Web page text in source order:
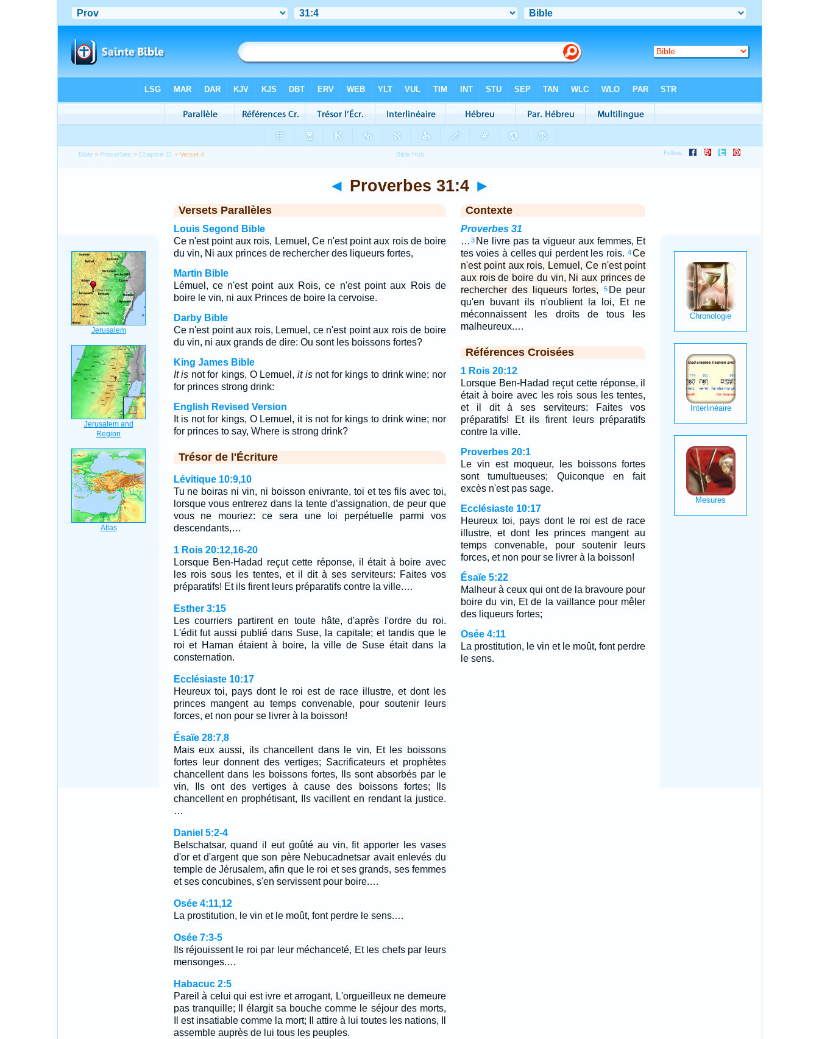
Bible > Proverbes >Chapitre 31 > Verset 4
◄ Proverbes 31:4 ►
Versets Parallèles
Louis Segond Bible
Ce n'est point aux rois, Lemuel, Ce n'est point aux rois de boire
du vin, Ni aux princes de rechercher des liqueurs fortes,
Martin Bible
Lémuel, ce n'est point aux Rois, ce n'est point aux Rois de
boire le vin, ni aux Princes de boire la cervoise.
Darby Bible
Ce n'est point aux rois, Lemuel, ce n'est point aux rois de boire
du vin, ni aux grands de dire: Ou sont les boissons fortes?
King James Bible
It is not for kings, O Lemuel, it isnot for kings to drink wine; nor
for princes strong drink:
English Revised Version
It is not for kings, O Lemuel, it is not for kings to drink wine; nor
for princes to say, Where is strong drink?
Trésor de l'Écriture
Lévitique 10:9,10
Tu ne boiras ni vin, ni boisson enivrante, toi et tes fils avec toi,
lorsque vous entrerez dans la tente d'assignation, de peur que
vous ne mouriez: ce sera une loi perpétuelle parmi vos
descendants,…
1 Rois 20:12,16-20
Lorsque Ben-Hadad reçut cette réponse, il était à boire avec
les rois sous les tentes, et il dit à ses serviteurs: Faites vos
préparatifs! Et ils firent leurs préparatifs contre la ville.…
Esther 3:15
Les courriers partirent en toute hâte, d'après l'ordre du roi.
L'édit fut aussi publié dans Suse, la capitale; et tandis que le
roi et Haman étaient à boire, la ville de Suse était dans la
consternation.
Ecclésiaste 10:17
Heureux toi, pays dont le roi est de race illustre, et dont les
princes mangent au temps convenable, pour soutenir leurs
forces, et non pour se livrer à la boisson!
Ésaïe 28:7,8
Mais eux aussi, ils chancellent dans le vin, Et les boissons
fortes leur donnent des vertiges; Sacrificateurs et prophètes
chancellent dans les boissons fortes, Ils sont absorbés par le
vin, Ils ont des vertiges à cause des boissons fortes; Ils
chancellent en prophétisant, Ils vacillent en rendant la justice.
…
Daniel 5:2-4
Belschatsar, quand il eut goûté au vin, fit apporter les vases
d'or et d'argent que son père Nebucadnetsar avait enlevés du
temple de Jérusalem, afin que le roi et ses grands, ses femmes
et ses concubines, s'en servissent pour boire.…
Osée 4:11,12
La prostitution, le vin et le moût, font perdre le sens.…
Osée 7:3-5
Ils réjouissent le roi par leur méchanceté, Et les chefs par leurs
mensonges.…
Habacuc 2:5
Pareil à celui qui est ivre et arrogant, L'orgueilleux ne demeure
pas tranquille; Il élargit sa bouche comme le séjour des morts,
Il est insatiable comme la mort; Il attire à lui toutes les nations, Il
assemble auprès de lui tous les peuples.
Contexte
Proverbes 31
… 3 Ne livre pas ta vigueur aux femmes, Et
tes voies à celles qui perdent les rois. 4 Ce
n'est point aux rois, Lemuel, Ce n'est point
aux rois de boire du vin, Ni aux princes de
rechercher des liqueurs fortes,
5 De peur
qu'en buvant ils n'oublient la loi, Et ne
méconnaissent les droits de tous les
malheureux.…
Références Croisées
1 Rois 20:12
Lorsque Ben-Hadad reçut cette réponse, il
était à boire avec les rois sous les tentes,
et il dit à ses serviteurs: Faites vos
préparatifs! Et ils firent leurs préparatifs
contre la ville.
Proverbes 20:1
Le vin est moqueur, les boissons fortes
sont tumultueuses; Quiconque en fait
excès n'est pas sage.
Ecclésiaste 10:17
Heureux toi, pays dont le roi est de race
illustre, et dont les princes mangent au
temps convenable, pour soutenir leurs
forces, et non pour se livrer à la boisson!
Ésaïe 5:22
Malheur à ceux qui ont de la bravoure pour
boire du vin, Et de la vaillance pour mêler
des liqueurs fortes;
Osée 4:11
La prostitution, le vin et le moût, font perdre
le sens.